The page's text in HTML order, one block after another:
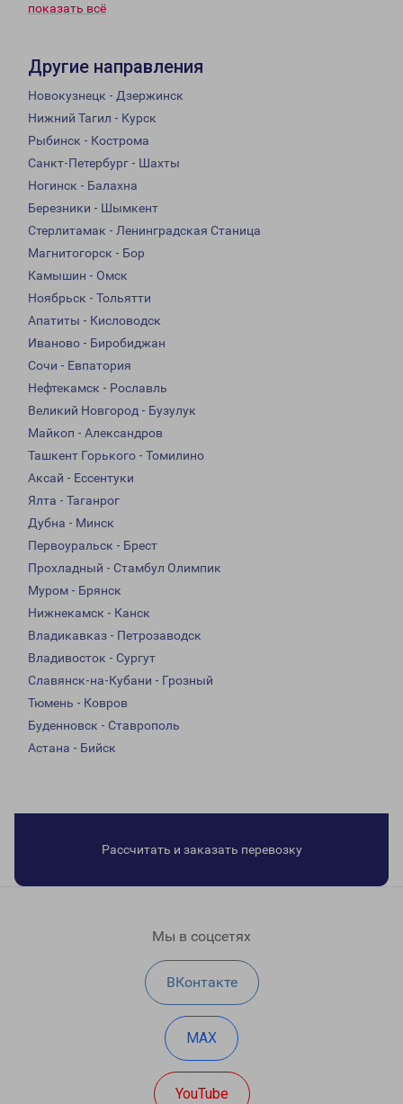
показать всё
Другие направления
Новокузнецк - Дзержинск
Нижний Тагил - Курск
Рыбинск - Кострома
Санкт-Петербург - Шахты
Ногинск - Балахна
Березники - Шымкент
Стерлитамак - Ленинградская Станица
Магнитогорск - Бор
Камышин - Омск
Ноябрьск - Тольятти
Апатиты - Кисловодск
Иваново - Биробиджан
Сочи - Евпатория
Нефтекамск - Рославль
Великий Новгород - Бузулук
Майкоп - Александров
Ташкент Горького - Томилино
Аксай - Ессентуки
Ялта - Таганрог
Дубна - Минск
Первоуральск - Брест
Прохладный - Стамбул Олимпик
Муром - Брянск
Нижнекамск - Канск
Владикавказ - Петрозаводск
Владивосток - Сургут
Славянск-на-Кубани - Грозный
Тюмень - Ковров
Буденновск - Ставрополь
Астана - Бийск
Рассчитать и заказать перевозку
Мы в соцсетях
ВКонтакте
MAX
YouTube